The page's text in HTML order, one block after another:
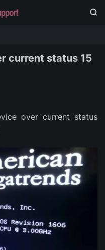

current status 15
over current status